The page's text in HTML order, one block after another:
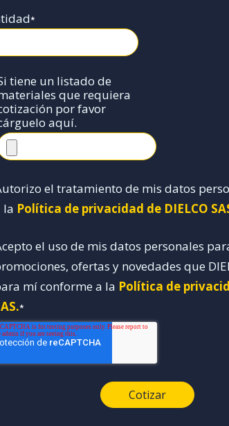
*
tiene un listado de
que requiera
por favor
aquí.
el tratamiento de mis datos
la Política de privacidad de DIELCO
el uso de mis datos personales
ofertas y novedades que
mí conforme a la Política de
*